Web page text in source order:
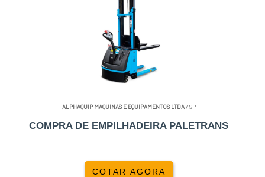
ALPHAQUIP MAQUINAS E EQUIPAMENTOS LTDA/ SP
COMPRA DE EMPILHADEIRA PALETRANS
COTAR AGORA